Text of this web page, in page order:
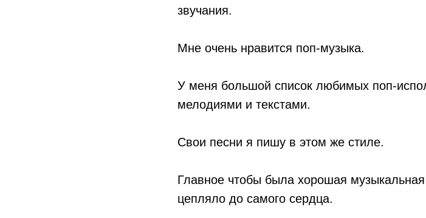
звучания.
Мне очень нравится поп-музыка.
У меня большой список любимых поп-
мелодиями и текстами.
Свои песни я пишу в этом же стиле.
Главное чтобы была хорошая
цепляло до самого сердца.